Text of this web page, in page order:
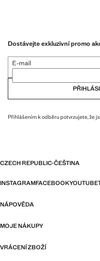
Dostávejte exkluzivní promo
E-mail
Přihlášením k odběru potvrzujete, že
CZECH REPUBLIC·ČEŠTINA
INSTAGRAMFACEBOOKYOUTUBE
NÁPOVĚDA
MOJE NÁKUPY
VRÁCENÍ ZBOŽÍ